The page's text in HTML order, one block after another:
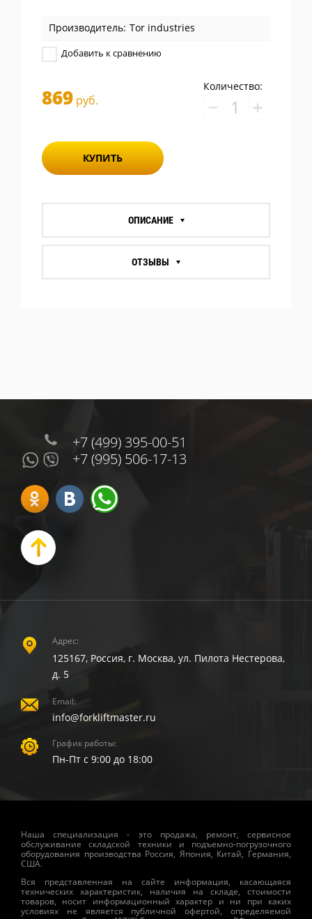
Производитель: Tor industries
Добавить к сравнению
869 руб.
Количество:
− +
КУПИТЬ
ОПИСАНИЕ
ОТЗЫВЫ
+7 (499) 395-00-51
+7 (995) 506-17-13
Адрес:
125167, Россия, г. Москва, ул. Пилота Нестерова,
д. 5
Email:
info@forkliftmaster.ru
График работы:
Пн-Пт с 9:00 до 18:00
Наша специализация - это продажа, ремонт, сервисное
обслуживание складской техники и подъемно-погрузочного
оборудования производства Россия, Япония, Китай, Германия,
США.
Вся представленная на сайте информация, касающаяся
технических характеристик, наличия на складе, стоимости
товаров, носит информационный характер и ни при каких
условиях не является публичной офертой, определяемой